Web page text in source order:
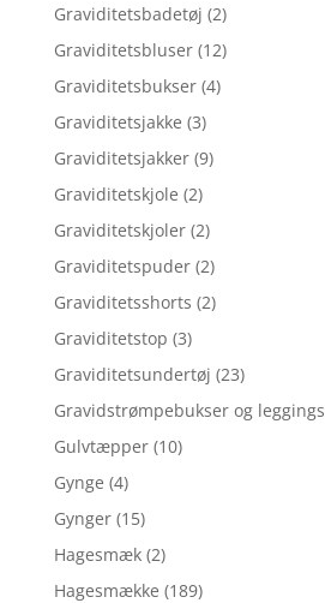
Graviditetsbadetøj (2)
Graviditetsbluser (12)
Graviditetsbukser (4)
Graviditetsjakke (3)
Graviditetsjakker (9)
Graviditetskjole (2)
Graviditetskjoler (2)
Graviditetspuder (2)
Graviditetsshorts (2)
Graviditetstop (3)
Graviditetsundertøj (23)
Gravidstrømpebukser og leggings
Gulvtæpper (10)
Gynge (4)
Gynger (15)
Hagesmæk (2)
Hagesmække (189)